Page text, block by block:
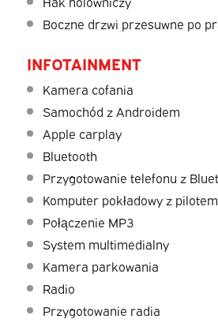
Boczne drzwi przesuwne po
INFOTAINMENT
Kamera cofania
Samochód z Androidem
Apple carplay
Bluetooth
Przygotowanie telefonu z
Komputer pokładowy z
Połączenie MP3
System multimedialny
Kamera parkowania
Radio
Przygotowanie radia